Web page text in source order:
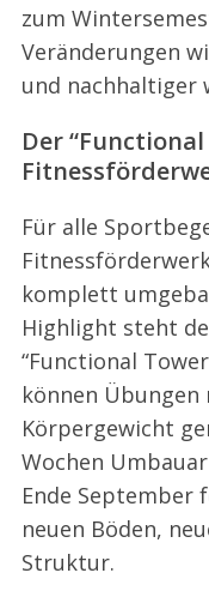
zum
Veränderungen
und nachhaltiger
Der
Für alle
komplett
Highlight steht
“Functional
können
Körpergewicht
Wochen
Ende
neuen Böden,
Struktur.